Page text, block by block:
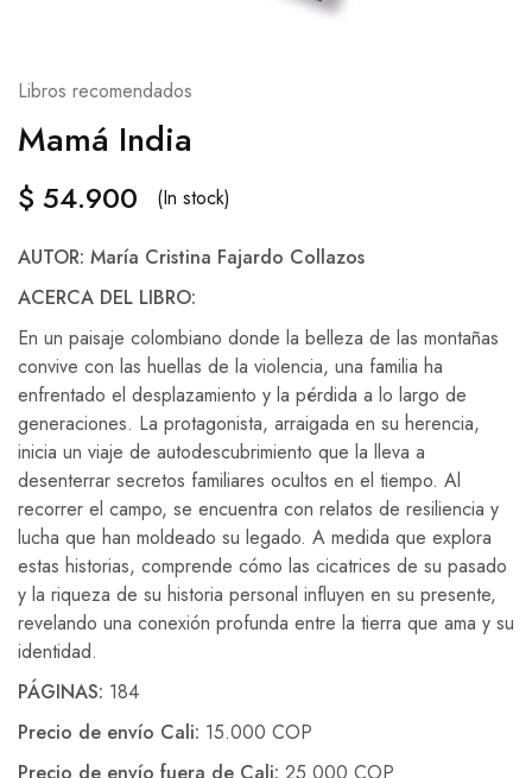
Libros recomendados
Mamá India
$ 54.900 (In stock)
AUTOR: María Cristina Fajardo Collazos
ACERCA DEL LIBRO:
En un paisaje colombiano donde la belleza de las montañas
convive con las huellas de la violencia, una familia ha
enfrentado el desplazamiento y la pérdida a lo largo de
generaciones. La protagonista, arraigada en su herencia,
inicia un viaje de autodescubrimiento que la lleva a
desenterrar secretos familiares ocultos en el tiempo. Al
recorrer el campo, se encuentra con relatos de resiliencia y
lucha que han moldeado su legado. A medida que explora
estas historias, comprende cómo las cicatrices de su pasado
y la riqueza de su historia personal influyen en su presente,
revelando una conexión profunda entre la tierra que ama y su
identidad.
PÁGINAS: 184
Precio de envío Cali: 15.000 COP